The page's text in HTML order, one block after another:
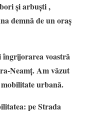
și arbuști ,
demnă de un oraș
îngrijorarea voastră
Neamț. Am văzut
urbană.
pe Strada